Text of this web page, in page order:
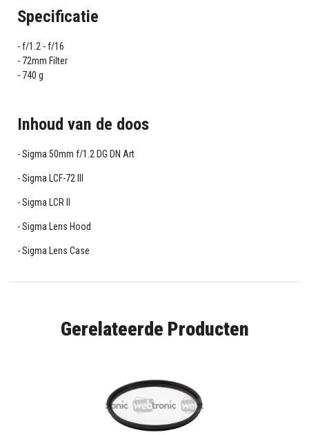
Specificatie
f/1.2 - f/16
72mm Filter
740 g
Inhoud van de doos
Sigma 50mm f/1.2 DG DN Art
Sigma LCF-72 III
Sigma LCR II
Sigma Lens Hood
Sigma Lens Case
Gerelateerde Producten